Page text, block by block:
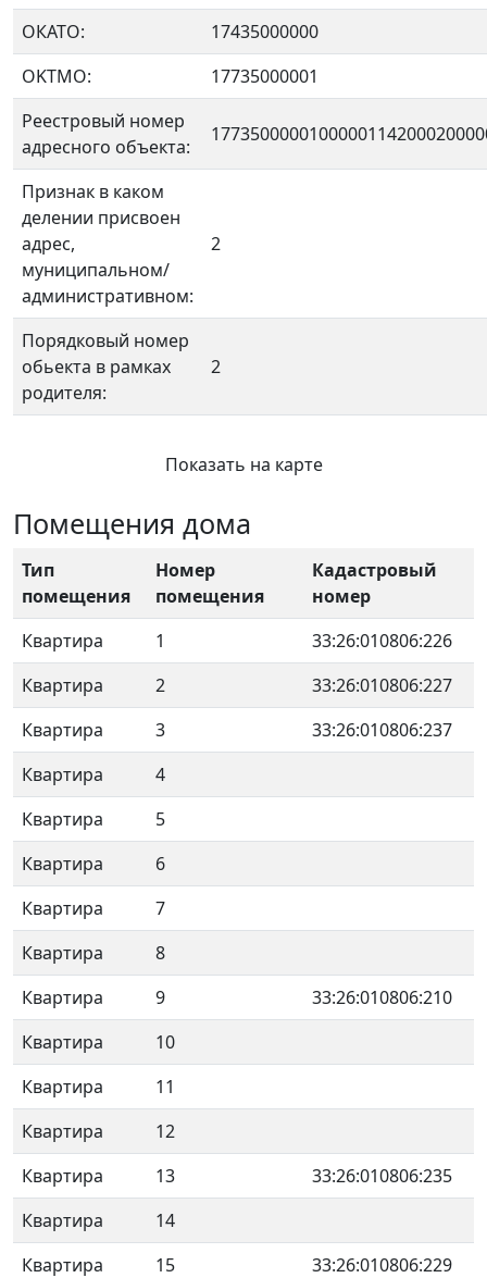
ОКАТО:
17435000000
OKTMO:
17735000001
Реестровый номер
адресного объекта:
Признак в каком
делении присвоен
адрес,
муниципальном/
административном:
2
Порядковый номер
обьекта в рамках
родителя:
2
Показать на карте
Помещения дома
Тип
помещения
Номер
помещения
Кадастровый
номер
Квартира
1
33:26:010806:226
Квартира
2
33:26:010806:227
Квартира
3
33:26:010806:237
Квартира
4
Квартира
5
Квартира
6
Квартира
7
Квартира
8
Квартира
9
33:26:010806:210
Квартира
10
Квартира
11
Квартира
12
Квартира
13
33:26:010806:235
Квартира
14
Квартира
15
33:26:010806:229